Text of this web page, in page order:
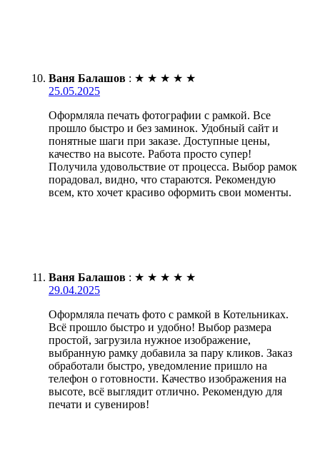
Ваня Балашов : ★ ★ ★ ★ ★
25.05.2025
Оформляла печать фотографии с рамкой. Все
прошло быстро и без заминок. Удобный сайт и
понятные шаги при заказе. Доступные цены,
качество на высоте. Работа просто супер!
Получила удовольствие от процесса. Выбор рамок
порадовал, видно, что стараются. Рекомендую
всем, кто хочет красиво оформить свои моменты.
Ваня Балашов : ★ ★ ★ ★ ★
29.04.2025
Оформляла печать фото с рамкой в Котельниках.
Всё прошло быстро и удобно! Выбор размера
простой, загрузила нужное изображение,
выбранную рамку добавила за пару кликов. Заказ
обработали быстро, уведомление пришло на
телефон о готовности. Качество изображения на
высоте, всё выглядит отлично. Рекомендую для
печати и сувениров!